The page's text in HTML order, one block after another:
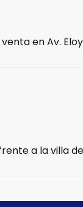
en Av.
a la villa